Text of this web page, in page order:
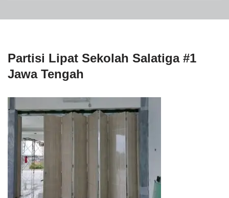
Partisi Lipat Sekolah Salatiga #1
Jawa Tengah